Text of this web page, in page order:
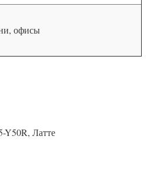
офисы
Y50R, Латте